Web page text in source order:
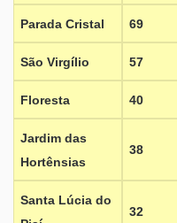
Parada Cristal 69
São Virgílio 57
Floresta 40
Jardim das
Hortênsias
38
Santa Lúcia do
32